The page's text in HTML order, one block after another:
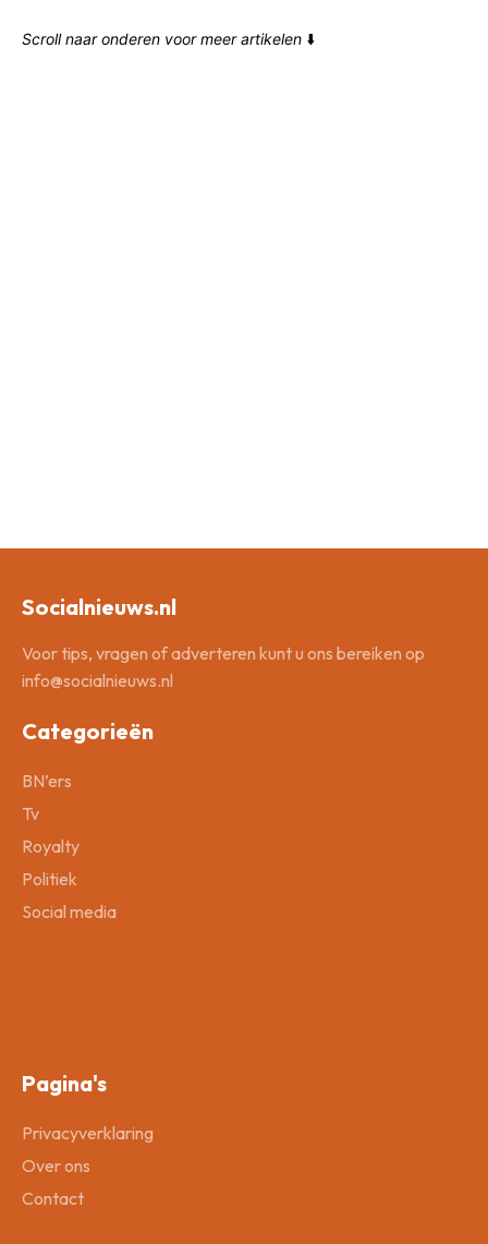
Scroll naar onderen voor meer artikelen ⬇️
Socialnieuws.nl
Voor tips, vragen of adverteren kunt u ons bereiken op
info@socialnieuws.nl
Categorieën
BN’ers
Tv
Royalty
Politiek
Social media
Pagina's
Privacyverklaring
Over ons
Contact